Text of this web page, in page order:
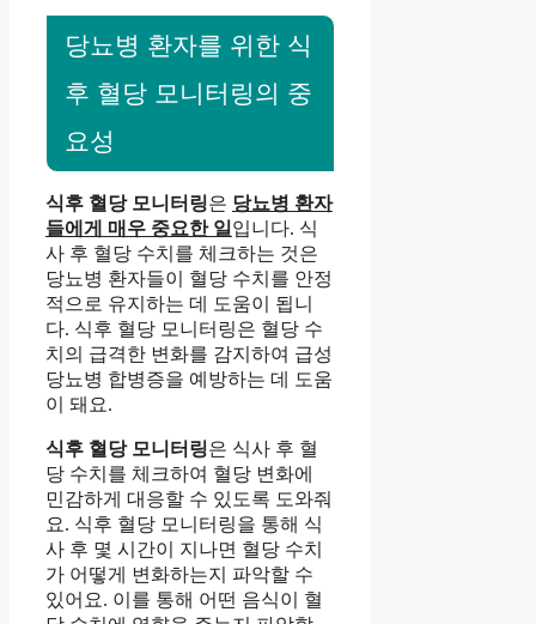
당뇨병 환자를 위한 식
후 혈당 모니터링의 중
요성
식후 혈당 모니터링은 당뇨병 환자
들에게 매우 중요한 일 입니다. 식
사 후 혈당 수치를 체크하는 것은
당뇨병 환자들이 혈당 수치를 안정
적으로 유지하는 데 도움이 됩니
다. 식후 혈당 모니터링은 혈당 수
치의 급격한 변화를 감지하여 급성
당뇨병 합병증을 예방하는 데 도움
이 돼요.
식후 혈당 모니터링은 식사 후 혈
당 수치를 체크하여 혈당 변화에
민감하게 대응할 수 있도록 도와줘
요. 식후 혈당 모니터링을 통해 식
사 후 몇 시간이 지나면 혈당 수치
가 어떻게 변화하는지 파악할 수
있어요. 이를 통해 어떤 음식이 혈